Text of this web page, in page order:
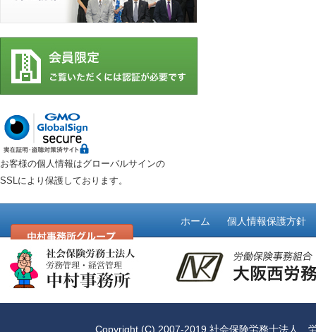
お客様の個人情報はグローバルサインの
SSLにより保護しております。
ホーム 個人情報保護方針
Copyright (C) 2007-2019社会保険労務士法人